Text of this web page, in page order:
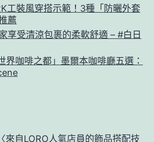
工裝風穿搭示範！3種「防曬外套
薦
享受清涼包裹的柔軟舒適 – #白日
界咖啡之都」墨爾本咖啡廳五選：
來自LORO人氣店員的飾品搭配技